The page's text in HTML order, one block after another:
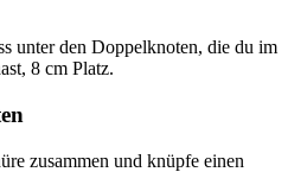
unter den Doppelknoten, die du im
8 cm Platz.
zusammen und knüpfe einen